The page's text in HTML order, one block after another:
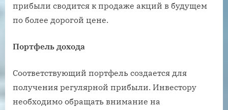
прибыли сводится к продаже акций в будущем
по более дорогой цене.
Портфель дохода
Соответствующий портфель создается для
получения регулярной прибыли. Инвестору
необходимо обращать внимание на